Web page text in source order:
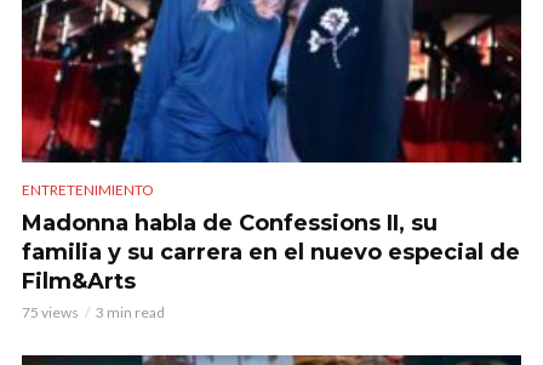
ENTRETENIMIENTO
Madonna habla de Confessions II, su
familia y su carrera en el nuevo especial de
Film&Arts
75 views 3 min read